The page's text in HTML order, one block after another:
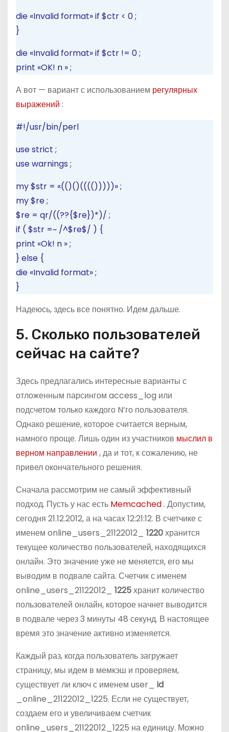
die «Invalid format»if $ctr < 0;
}
die «Invalid format»if $ctr != 0;
print «OK! n »;
А вот — вариант с использованием регулярных
выражений :
#!/usr/bin/perl
usestrict ;
usewarnings ;
my$str = «(()()(((()))))»;
my$re;
$re = qr/((??{$re})*)/ ;
if ( $str =~ /^$re$/ ) {
print «Ok! n »;
} else {
die «Invalid format»;
}
Надеюсь, здесь все понятно. Идем дальше.
5. Сколько пользователей
сейчас на сайте?
Здесь предлагались интересные варианты с
отложенным парсингом access_log или
подсчетом только каждого N’го пользователя.
Однако решение, которое считается верным,
намного проще. Лишь один из участников мыслил в
верном направлении , да и тот, к сожалению, не
привел окончательного решения.
Сначала рассмотрим не самый эффективный
подход. Пусть у нас есть Memcached. Допустим,
сегодня 21.12.2012, а на часах 12:21:12. В счетчике с
именем online_users_21122012_ 1220хранится
текущее количество пользователей, находящихся
онлайн. Это значение уже не меняется, его мы
выводим в подвале сайта. Счетчик с именем
online_users_21122012_ 1225хранит количество
пользователей онлайн, которое начнет выводится
в подвале через 3 минуты 48 секунд. В настоящее
время это значение активно изменяется.
Каждый раз, когда пользователь загружает
страницу, мы идем в мемкэш и проверяем,
существует ли ключ с именем user_ id
_online_21122012_1225. Если не существует,
создаем его и увеличиваем счетчик
online_users_21122012_1225 на единицу. Можно